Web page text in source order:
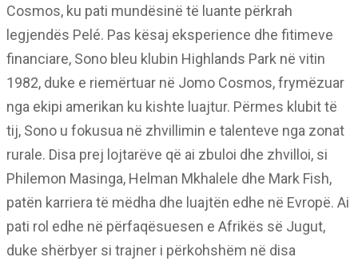
Cosmos, ku pati mundësinë të luante përkrah
legjendës Pelé. Pas kësaj eksperience dhe fitimeve
financiare, Sono bleu klubin Highlands Park në vitin
1982, duke e riemërtuar në Jomo Cosmos, frymëzuar
nga ekipi amerikan ku kishte luajtur. Përmes klubit të
tij, Sono u fokusua në zhvillimin e talenteve nga zonat
rurale. Disa prej lojtarëve që ai zbuloi dhe zhvilloi, si
Philemon Masinga, Helman Mkhalele dhe Mark Fish,
patën karriera të mëdha dhe luajtën edhe në Evropë. Ai
pati rol edhe në përfaqësuesen e Afrikës së Jugut,
duke shërbyer si trajner i përkohshëm në disa